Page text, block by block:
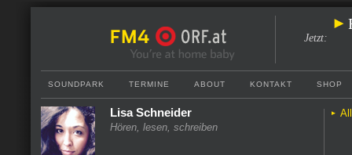
Jetzt:
SOUNDPARK TERMINE ABOUT KONTAKT SHOP
Lisa Schneider
Hören, lesen, schreiben